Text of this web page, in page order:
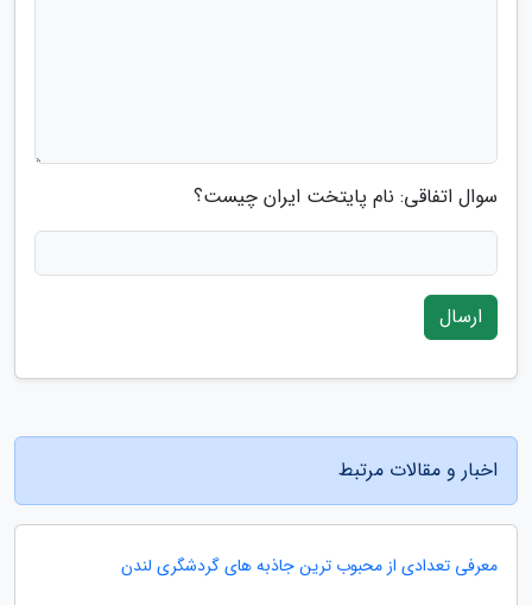
سوال اتفاقی: نام پایتخت ایران چیست؟
ارسال
اخبار و مقالات مرتبط
معرفی تعدادی از محبوب ترین جاذبه های گردشگری لندن